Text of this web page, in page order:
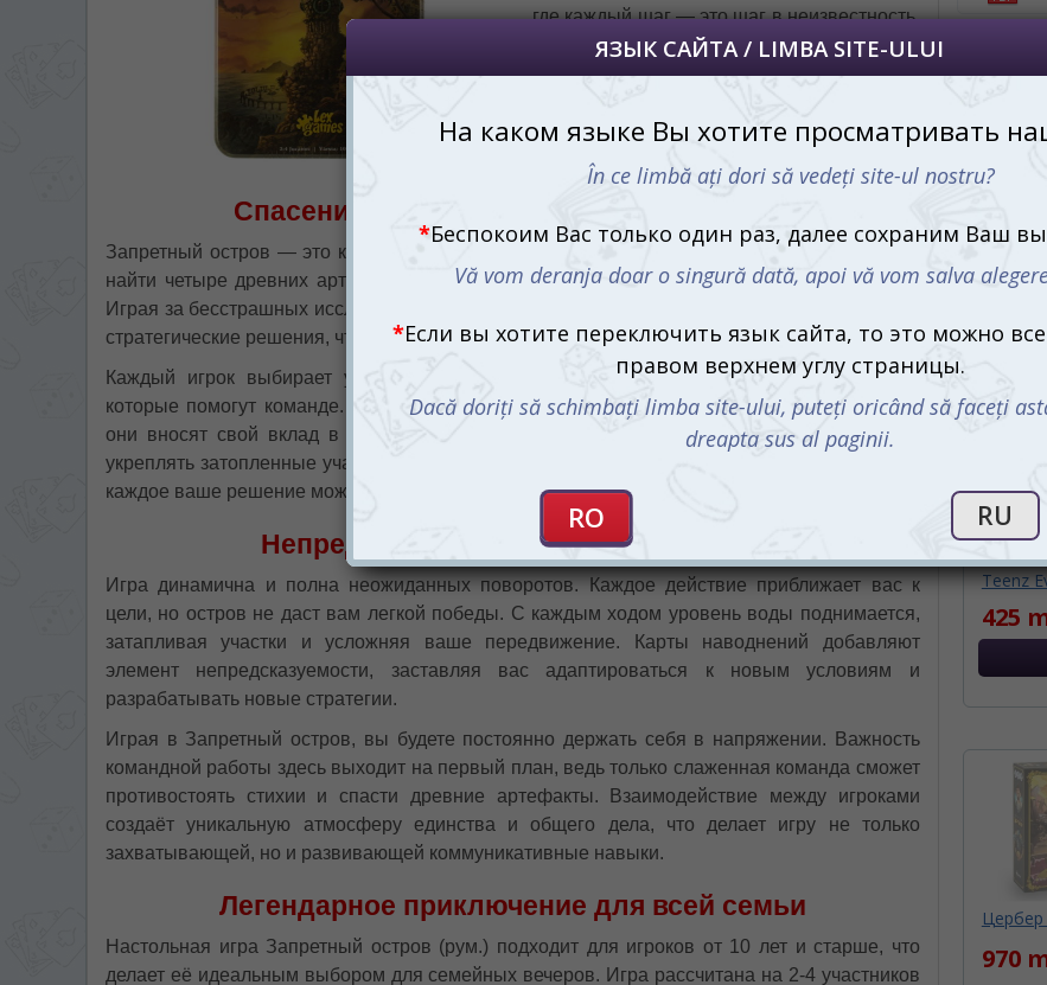
где каждый шаг — это шаг в неизвестность,
наполненную приключениями и загадками.
Эта настольная игра приглашает вас в
командной работы, где только самые
смелые смогут выйти победителями.
Спасение сокровищ в борьбе со стихией
Запретный остров — это кооперативная игра, в которой вам и вашей команде предстоит
найти четыре древних артефакта и покинуть остров до того, как он погрузится под воду.
Играя за бесстрашных исследователей, вы будете сотрудничать, планировать и принимать
стратегические решения, чтобы преодолеть всевозможные препятствия.
Каждый игрок выбирает уникального персонажа со своими специальными навыками,
которые помогут команде. Мастер водной стихии, авантюрист, навигатор и другие — все
они вносят свой вклад в успех миссии. Вместе вы будете путешествовать по острову,
укреплять затопленные участки и собирать карты артефактов. Время играет против вас, и
каждое ваше решение может стать решающим в борьбе за выживание.
Непредсказуемые повороты судьбы
Игра динамична и полна неожиданных поворотов. Каждое действие приближает вас к
цели, но остров не даст вам легкой победы. С каждым ходом уровень воды поднимается,
затапливая участки и усложняя ваше передвижение. Карты наводнений добавляют
элемент непредсказуемости, заставляя вас адаптироваться к новым условиям и
разрабатывать новые стратегии.
Играя в Запретный остров, вы будете постоянно держать себя в напряжении. Важность
командной работы здесь выходит на первый план, ведь только слаженная команда сможет
противостоять стихии и спасти древние артефакты. Взаимодействие между игроками
создаёт уникальную атмосферу единства и общего дела, что делает игру не только
захватывающей, но и развивающей коммуникативные навыки.
Легендарное приключение для всей семьи
Настольная игра Запретный остров (рум.) подходит для игроков от 10 лет и старше, что
делает её идеальным выбором для семейных вечеров. Игра рассчитана на 2-4 участников
С
Зомби
Teenz
425
Цербер
970